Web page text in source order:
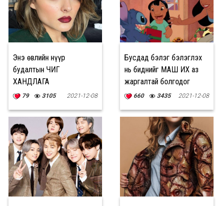
Энэ өвлийн нүүр
будалтын ЧИГ
ХАНДЛАГА
79 3105 2021-12-08
Бусдад бэлэг бэлэглэх
нь биднийг МАШ ИХ аз
жаргалтай болгодог
660 3435 2021-12-08